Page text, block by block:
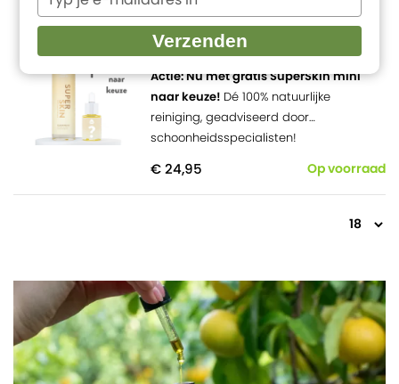
BIO
SuperSkin Cleansing Oil
25 reviews
Actie: Nu met gratis SuperSkin mini
naar keuze! Dé 100% natuurlijke
reiniging, geadviseerd door
schoonheidsspecialisten!
€ 24,95 Op voorraad
je
e-
mailadres
Verzenden